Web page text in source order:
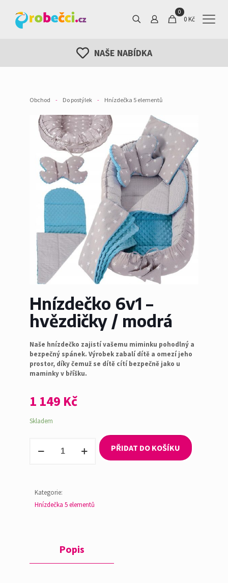
0
0 Kč
NAŠE NABÍDKA
Obchod - Do postýlek - Hnízdečka 5 elementů
Hnízdečko 6v1 –
hvězdičky / modrá
Naše hnízdečko zajistí vašemu miminku pohodlný a
bezpečný spánek. Výrobek zabalí dítě a omezí jeho
prostor, díky čemuž se dítě cítí bezpečně jako u
maminky v bříšku.
1 149 Kč
Skladem
modrá
množství
PŘIDAT DO KOŠÍKU
Kategorie:
Hnízdečka 5 elementů
Popis